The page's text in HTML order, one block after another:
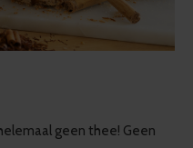
geen thee! Geen